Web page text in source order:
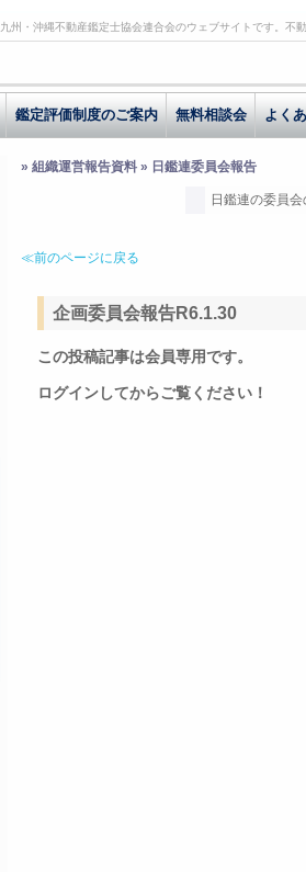
九州・沖縄不動産鑑定士協会連合会のウェブサイトです。不
鑑定評価制度のご案内 無料相談会 よく
» 組織運営報告資料 » 日鑑連委員会報告
日鑑連の委員
≪前のページに戻る
企画委員会報告R6.1.30
この投稿記事は会員専用です。
ログインしてからご覧ください！